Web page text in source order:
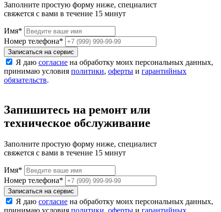
Заполните простую форму ниже, специалист
свяжется с вами в течение 15 минут
Имя*
Номер телефона*
Записаться на сервис
Я даю согласие на обработку моих персональных данных,
принимаю условия политики, оферты и гарантийных
обязательств.
Запишитесь на ремонт или
техническое обслуживание
Заполните простую форму ниже, специалист
свяжется с вами в течение 15 минут
Имя*
Номер телефона*
Записаться на сервис
Я даю согласие на обработку моих персональных данных,
принимаю условия политики оферты и гарантийных